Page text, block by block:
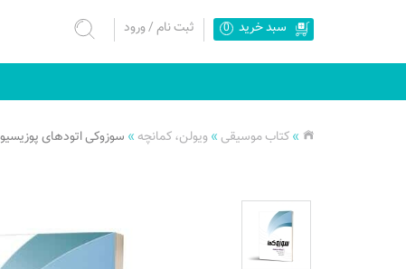
سبد خرید 0 ثبت نام/ورود
»کتاب موسیقی »ویولن، کمانچه » سوزوکی اتودهای